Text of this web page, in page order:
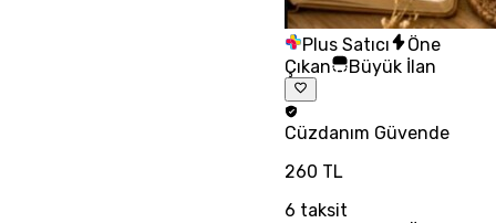
Plus Satıcı
Öne
Çıkan
Büyük İlan
Cüzdanım Güvende
260 TL
6 taksit